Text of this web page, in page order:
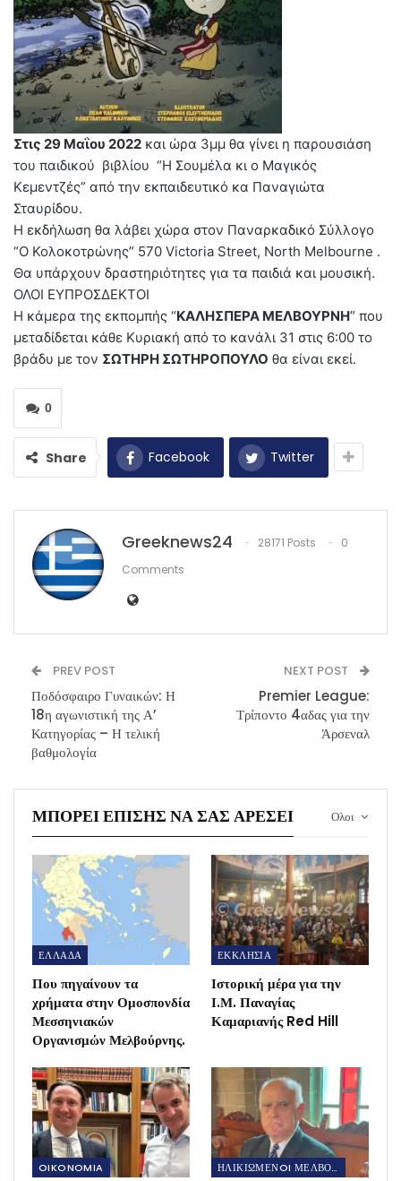
Στις 29 Μαΐου 2022 και ώρα 3μμ θα γίνει η παρουσιάση
του παιδικού βιβλίου “Η Σουμέλα κι ο Μαγικός
Κεμεντζές” από την εκπαιδευτικό κα Παναγιώτα
Σταυρίδου.
Η εκδήλωση θα λάβει χώρα στον Παναρκαδικό Σύλλογο
“Ο Κολοκοτρώνης” 570 Victoria Street, North Melbourne .
Θα υπάρχουν δραστηριότητες για τα παιδιά και μουσική.
ΟΛΟΙ ΕΥΠΡΟΣΔΕΚΤΟΙ
Η κάμερα της εκπομπής “ΚΑΛΗΣΠΕΡΑ ΜΕΛΒΟΥΡΝΗ” που
μεταδίδεται κάθε Κυριακή από το κανάλι 31 στις 6:00 το
βράδυ με τον ΣΩΤΗΡΗ ΣΩΤΗΡΟΠΟΥΛΟ θα είναι εκεί.
0
Share Facebook Twitter
Greeknews24 28171 Posts
0
Comments
PREV POST
Ποδόσφαιρο Γυναικών: Η
18η αγωνιστική της Α’
Κατηγορίας – Η τελική
βαθμολογία
NEXT POST
Premier League:
Τρίποντο 4αδας για την
Άρσεναλ
Ολοι
ΜΠΟΡΕΊ ΕΠΊΣΗΣ ΝΑ ΣΑΣ ΑΡΈΣΕΙ
ΕΛΛΑΔΑ
Που πηγαίνουν τα
χρήματα στην Ομοσπονδία
Μεσσηνιακών
Οργανισμών Μελβούρνης.
ΕΚΚΛΗΣΙΑ
Ιστορική μέρα για την
Ι.Μ. Παναγίας
Καμαριανής Red Hill
OIKONOMIA ΗΛΙΚΙΩΜΕΝOI ΜΕΛΒΟΥΡΝΗΣ